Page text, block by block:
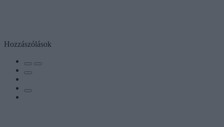
Hozzászólások